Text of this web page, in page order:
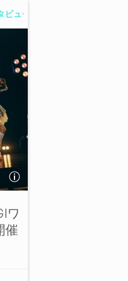
ビュー
ワ
催